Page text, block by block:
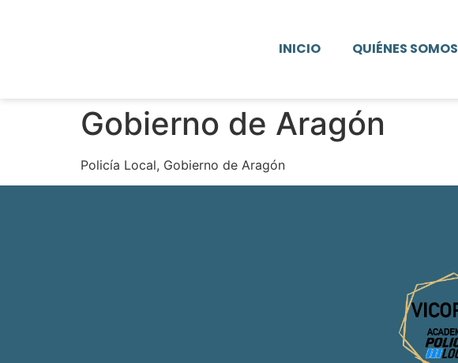
INICIO QUIÉNES SOMOS
Gobierno de Aragón
Policía Local, Gobierno de Aragón